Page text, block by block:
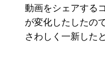
動画をシェアする
が変化したしたの
さわしく一新したと